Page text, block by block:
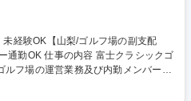
士クラシックゴ
フ場の運営業務及び内勤メンバー
管理スタッフ)のマネジメントをお任